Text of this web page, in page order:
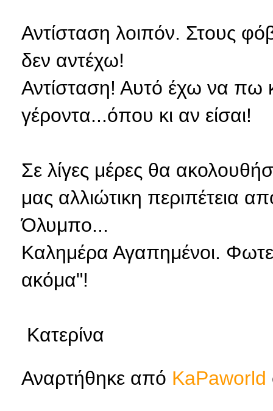
Αντίσταση λοιπόν. Στους
δεν αντέχω!
Αντίσταση! Αυτό έχω να πω
γέροντα...όπου κι αν είσαι!
Σε λίγες μέρες θα
μας αλλιώτικη περιπέτεια
Όλυμπο...
Καλημέρα Αγαπημένοι.
ακόμα"!
Κατερίνα
Αναρτήθηκε από KaPaworld